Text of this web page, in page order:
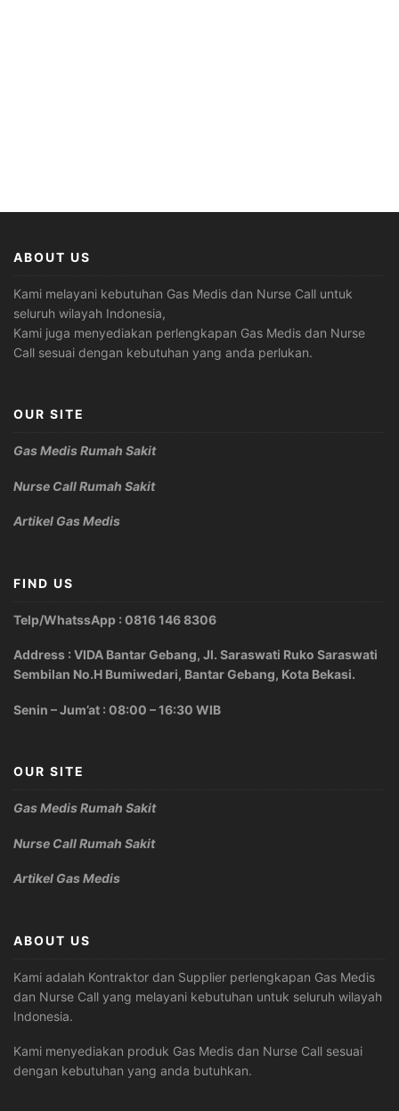
ABOUT US
Kami melayani kebutuhan Gas Medis dan Nurse Call untuk
seluruh wilayah Indonesia,
Kami juga menyediakan perlengkapan Gas Medis dan Nurse
Call sesuai dengan kebutuhan yang anda perlukan.
OUR SITE
Gas Medis Rumah Sakit
Nurse Call Rumah Sakit
Artikel Gas Medis
FIND US
Telp/WhatssApp : 0816 146 8306
Address : VIDA Bantar Gebang, Jl. Saraswati Ruko Saraswati
Sembilan No.H Bumiwedari, Bantar Gebang, Kota Bekasi.
Senin – Jum’at : 08:00 – 16:30 WIB
OUR SITE
Gas Medis Rumah Sakit
Nurse Call Rumah Sakit
Artikel Gas Medis
ABOUT US
Kami adalah Kontraktor dan Supplier perlengkapan Gas Medis
dan Nurse Call yang melayani kebutuhan untuk seluruh wilayah
Indonesia.
Kami menyediakan produk Gas Medis dan Nurse Call sesuai
dengan kebutuhan yang anda butuhkan.